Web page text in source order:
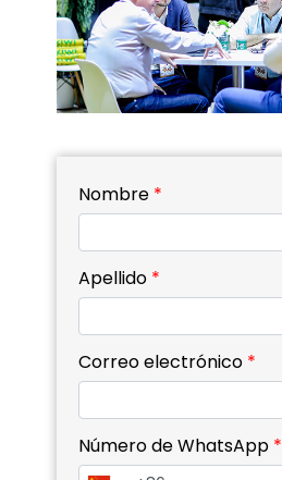
Nombre *
Apellido *
Correo electrónico *
Número de WhatsApp *